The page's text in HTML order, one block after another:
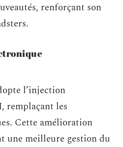
renforçant son
l’injection
remplaçant les
Cette amélioration
une meilleure gestion du